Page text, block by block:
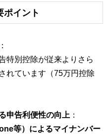
ポイント
特別控除が従来よりさら
れています（75万円控除
申告利便性の向上 ：
等）によるマイナンバー